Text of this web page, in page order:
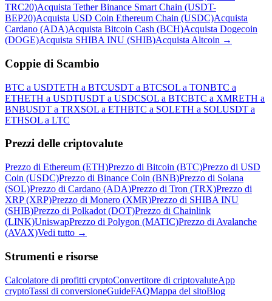
TRC20)Acquista Tether Binance Smart Chain (USDT-
BEP20)Acquista USD Coin Ethereum Chain (USDC)Acquista
Cardano (ADA)Acquista Bitcoin Cash (BCH)Acquista Dogecoin
(DOGE)Acquista SHIBA INU (SHIB)Acquista Altcoin →
Coppie di Scambio
BTC a USDTETH a BTCUSDT a BTCSOL a TONBTC a
ETHETH a USDTUSDT a USDCSOL a BTCBTC a XMRETH a
BNBUSDT a TRXSOL a ETHBTC a SOLETH a SOLUSDT a
ETHSOL a LTC
Prezzi delle criptovalute
Prezzo di Ethereum (ETH)Prezzo di Bitcoin (BTC)Prezzo di USD
Coin (USDC)Prezzo di Binance Coin (BNB)Prezzo di Solana
(SOL)Prezzo di Cardano (ADA)Prezzo di Tron (TRX)Prezzo di
XRP (XRP)Prezzo di Monero (XMR)Prezzo di SHIBA INU
(SHIB)Prezzo di Polkadot (DOT)Prezzo di Chainlink
(LINK)UniswapPrezzo di Polygon (MATIC)Prezzo di Avalanche
(AVAX)Vedi tutto →
Strumenti e risorse
Calcolatore di profitti cryptoConvertitore di criptovaluteApp
cryptoTassi di conversioneGuideFAQMappa del sitoBlog